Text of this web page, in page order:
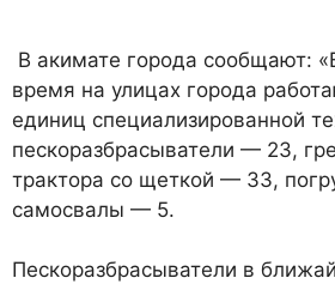
В акимате города сообщают:
время на улицах города
единиц специализированной
пескоразбрасыватели — 23,
трактора со щеткой — 33,
самосвалы — 5.
Пескоразбрасыватели в